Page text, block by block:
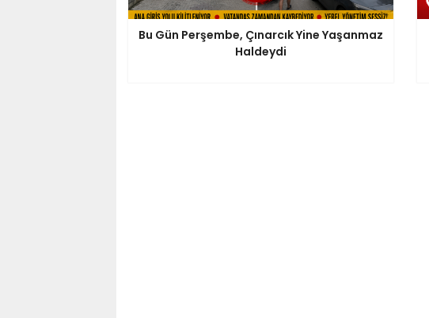
Bu Gün Perşembe, Çınarcık Yine Yaşanmaz
Haldeydi